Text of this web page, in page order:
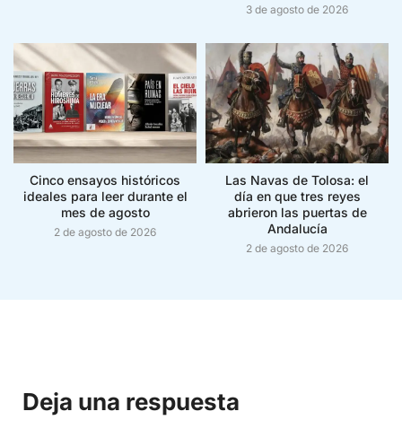
3 de agosto de 2026
Cinco ensayos históricos
ideales para leer durante el
mes de agosto
2 de agosto de 2026
Las Navas de Tolosa: el
día en que tres reyes
abrieron las puertas de
Andalucía
2 de agosto de 2026
Deja una respuesta